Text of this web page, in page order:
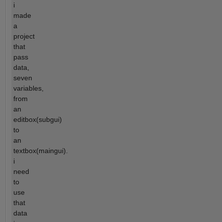
i
made
a
project
that
pass
data,
seven
variables,
from
an
editbox(subgui)
to
an
textbox(maingui).
i
need
to
use
that
data